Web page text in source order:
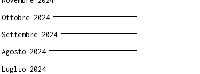
Ottobre 2024
Settembre 2024
Agosto 2024
Luglio 2024